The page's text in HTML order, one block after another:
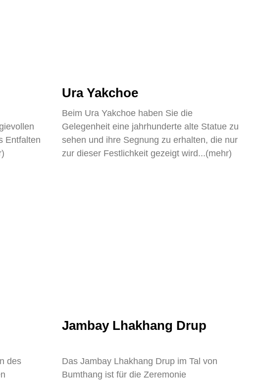
Entfalten
Ura Yakchoe
Beim Ura Yakchoe haben Sie die
Gelegenheit eine jahrhunderte alte Statue zu
sehen und ihre Segnung zu erhalten, die nur
zur dieser Festlichkeit gezeigt wird...(mehr)
des
Jambay Lhakhang Drup
Das Jambay Lhakhang Drup im Tal von
Bumthang ist für die Zeremonie